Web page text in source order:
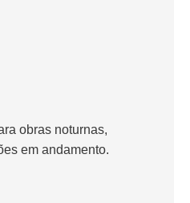
obras noturnas,
em andamento.